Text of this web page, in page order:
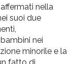
nella
suoi due
nei
minorile e la